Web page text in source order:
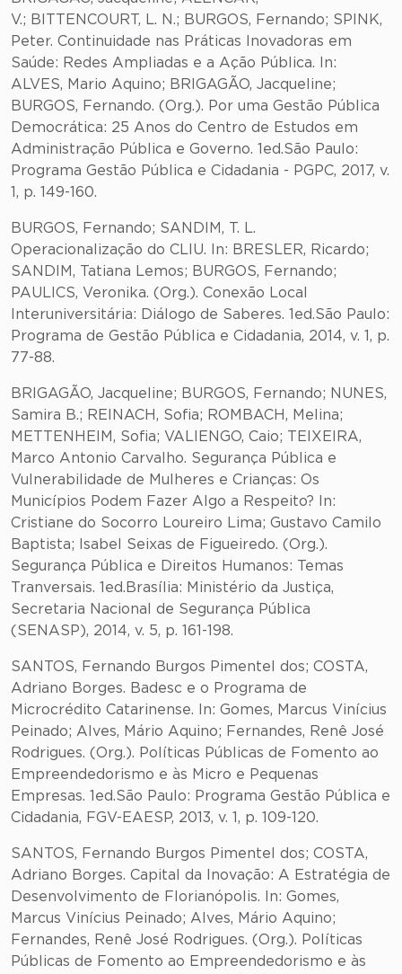
V.; BITTENCOURT, L. N.; BURGOS, Fernando; SPINK,
Peter. Continuidade nas Práticas Inovadoras em
Saúde: Redes Ampliadas e a Ação Pública. In:
ALVES, Mario Aquino; BRIGAGÃO, Jacqueline;
BURGOS, Fernando. (Org.). Por uma Gestão Pública
Democrática: 25 Anos do Centro de Estudos em
Administração Pública e Governo. 1ed.São Paulo:
Programa Gestão Pública e Cidadania - PGPC, 2017, v.
1, p. 149-160.
BURGOS, Fernando; SANDIM, T. L.
Operacionalização do CLIU. In: BRESLER, Ricardo;
SANDIM, Tatiana Lemos; BURGOS, Fernando;
PAULICS, Veronika. (Org.). Conexão Local
Interuniversitária: Diálogo de Saberes. 1ed.São Paulo:
Programa de Gestão Pública e Cidadania, 2014, v. 1, p.
77-88.
BRIGAGÃO, Jacqueline; BURGOS, Fernando; NUNES,
Samira B.; REINACH, Sofia; ROMBACH, Melina;
METTENHEIM, Sofia; VALIENGO, Caio; TEIXEIRA,
Marco Antonio Carvalho. Segurança Pública e
Vulnerabilidade de Mulheres e Crianças: Os
Municípios Podem Fazer Algo a Respeito? In:
Cristiane do Socorro Loureiro Lima; Gustavo Camilo
Baptista; Isabel Seixas de Figueiredo. (Org.).
Segurança Pública e Direitos Humanos: Temas
Tranversais. 1ed.Brasília: Ministério da Justiça,
Secretaria Nacional de Segurança Pública
(SENASP), 2014, v. 5, p. 161-198.
SANTOS, Fernando Burgos Pimentel dos; COSTA,
Adriano Borges. Badesc e o Programa de
Microcrédito Catarinense. In: Gomes, Marcus Vinícius
Peinado; Alves, Mário Aquino; Fernandes, Renê José
Rodrigues. (Org.). Políticas Públicas de Fomento ao
Empreendedorismo e às Micro e Pequenas
Empresas. 1ed.São Paulo: Programa Gestão Pública e
Cidadania, FGV-EAESP, 2013, v. 1, p. 109-120.
SANTOS, Fernando Burgos Pimentel dos; COSTA,
Adriano Borges. Capital da Inovação: A Estratégia de
Desenvolvimento de Florianópolis. In: Gomes,
Marcus Vinícius Peinado; Alves, Mário Aquino;
Fernandes, Renê José Rodrigues. (Org.). Políticas
Públicas de Fomento ao Empreendedorismo e às